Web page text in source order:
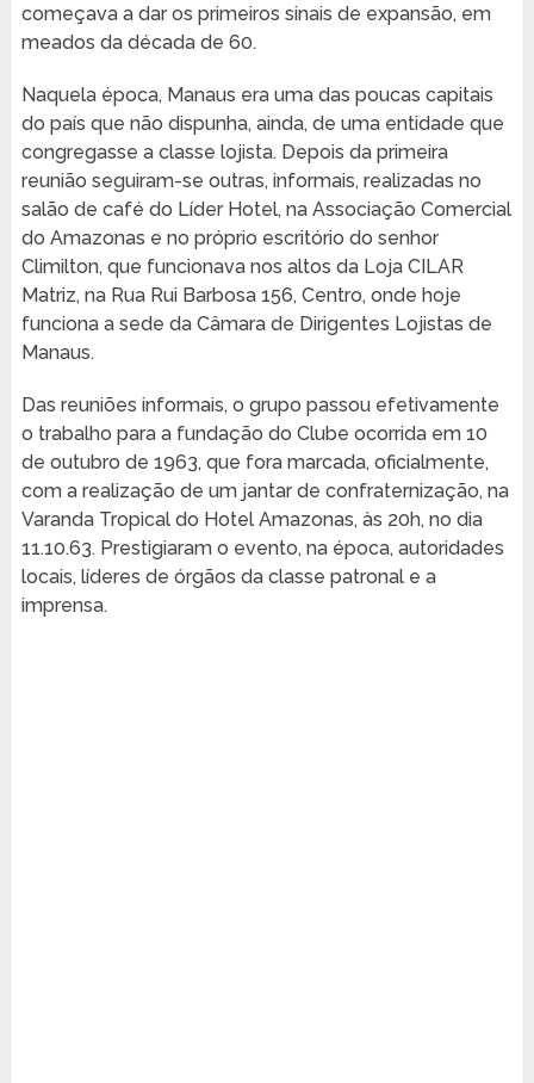
começava a dar os primeiros sinais de expansão, em
meados da década de 60.
Naquela época, Manaus era uma das poucas capitais
do país que não dispunha, ainda, de uma entidade que
congregasse a classe lojista. Depois da primeira
reunião seguiram-se outras, informais, realizadas no
salão de café do Líder Hotel, na Associação Comercial
do Amazonas e no próprio escritório do senhor
Climilton, que funcionava nos altos da Loja CILAR
Matriz, na Rua Rui Barbosa 156, Centro, onde hoje
funciona a sede da Câmara de Dirigentes Lojistas de
Manaus.
Das reuniões informais, o grupo passou efetivamente
o trabalho para a fundação do Clube ocorrida em 10
de outubro de 1963, que fora marcada, oficialmente,
com a realização de um jantar de confraternização, na
Varanda Tropical do Hotel Amazonas, às 20h, no dia
11.10.63. Prestigiaram o evento, na época, autoridades
locais, líderes de órgãos da classe patronal e a
imprensa.